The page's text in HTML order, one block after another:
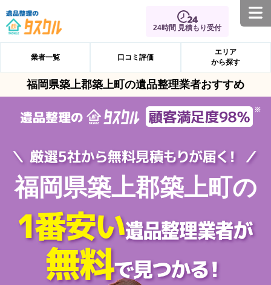
24時間 見積もり受付
業者一覧 口コミ評価
エリア
から探す
福岡県築上郡築上町の遺品整理業者おすすめ
福岡県築上郡築上町の